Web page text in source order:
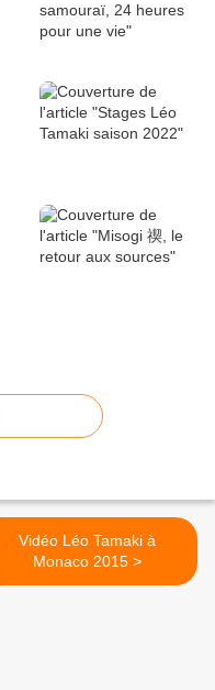
Vidéo Léo Tamaki à
Monaco 2015 >